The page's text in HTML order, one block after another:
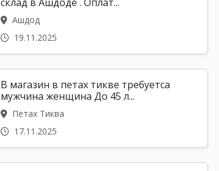
Ашдод
19.11.2025
В магазин в петах тикве требуетса
мужчина женщина До 45 л...
Петах Тиква
17.11.2025